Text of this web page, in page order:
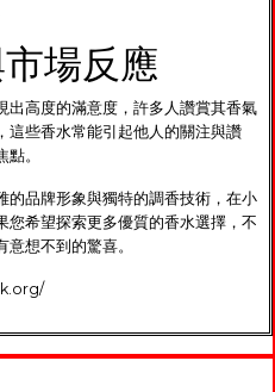
場反應
出高度的滿意度，許多人讚賞其香氣
這些香水常能引起他人的關注與讚
。
的品牌形象與獨特的調香技術，在小
您希望探索更多優質的香水選擇，不
意想不到的驚喜。